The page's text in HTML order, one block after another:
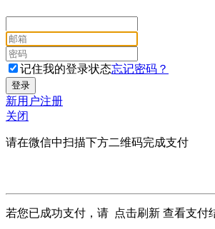
记住我的登录状态忘记密码？
新用户注册
关闭
请在微信中扫描下方二维码完成支付
若您已成功支付，请 点击刷新 查看支付